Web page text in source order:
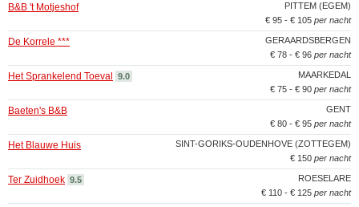
PITTEM (EGEM)
B&B 't Motjeshof
€ 95 - € 105 per nacht
GERAARDSBERGEN
De Korrele ***
€ 78 - € 96 per nacht
MAARKEDAL
Het Sprankelend Toeval
9.0
€ 75 - € 90 per nacht
GENT
Baeten's B&B
€ 80 - € 95 per nacht
SINT-GORIKS-OUDENHOVE (ZOTTEGEM)
Het Blauwe Huis
€ 150 per nacht
ROESELARE
Ter Zuidhoek 9.5
€ 110 - € 125 per nacht